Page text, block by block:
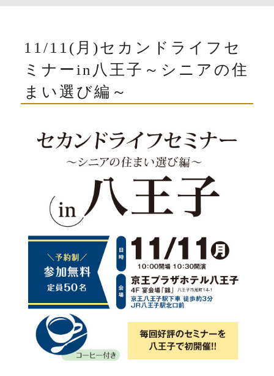
11/11(月)セカンドライフセ
ミナーin八王子～シニアの住
まい選び編～